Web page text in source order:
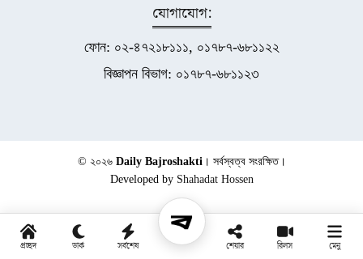
যোগাযোগ:
ফোন: ০২-৪৭২১৮১১১, ০১৭৮৭-৬৮১১২২
বিজ্ঞাপন বিভাগ: ০১৭৮৭-৬৮১১২৩
© ২০২৬ Daily Bajroshakti । সর্বস্বত্ব সংরক্ষিত।
Developed by Shahadat Hossen
প্রচ্ছদ ডার্ক সর্বশেষ শেয়ার রিলস মেনু